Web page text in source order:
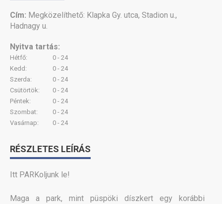
Cím: Megközelíthető: Klapka Gy. utca, Stadion u.,
Hadnagy u.
Nyitva tartás:
Hétfő:
0 - 24
Kedd:
0 - 24
Szerda:
0 - 24
Csütörtök:
0 - 24
Péntek:
0 - 24
Szombat:
0 - 24
Vasárnap:
0 - 24
RÉSZLETES LEÍRÁS
Itt PARKoljunk le!
Maga a park, mint püspöki díszkert egy korábbi